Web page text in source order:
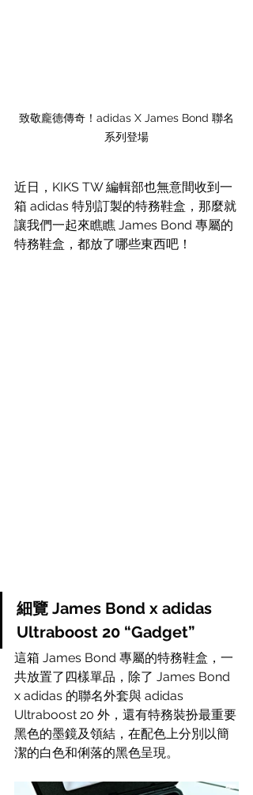
致敬龐德傳奇！adidas X James Bond 聯名
系列登場
近日，KIKS TW 編輯部也無意間收到一
箱 adidas 特別訂製的特務鞋盒，那麼就
讓我們一起來瞧瞧 James Bond 專屬的
特務鞋盒，都放了哪些東西吧！
細覽 James Bond x adidas
Ultraboost 20 “Gadget”
這箱 James Bond 專屬的特務鞋盒，一
共放置了四樣單品，除了 James Bond
x adidas 的聯名外套與 adidas
Ultraboost 20 外，還有特務裝扮最重要
黑色的墨鏡及領結，在配色上分別以簡
潔的白色和俐落的黑色呈現。